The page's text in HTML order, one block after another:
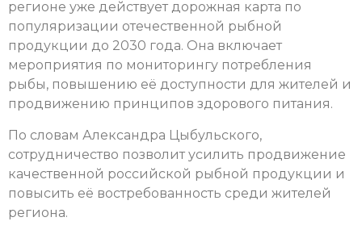
регионе уже действует дорожная карта по
популяризации отечественной рыбной
продукции до 2030 года. Она включает
мероприятия по мониторингу потребления
рыбы, повышению её доступности для жителей и
продвижению принципов здорового питания.
По словам Александра Цыбульского,
сотрудничество позволит усилить продвижение
качественной российской рыбной продукции и
повысить её востребованность среди жителей
региона.